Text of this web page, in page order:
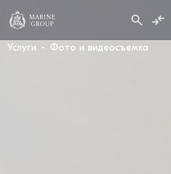
Услуги Фото и видеосъемка